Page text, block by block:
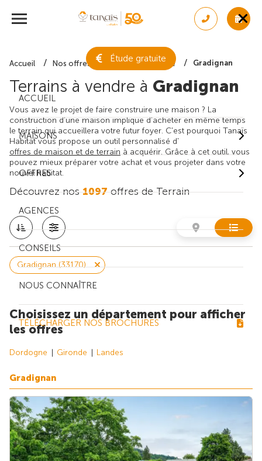
Étude gratuite
ACCUEIL
MAISONS
OFFRES
AGENCES
CONSEILS
NOUS CONNAÎTRE
TÉLÉCHARGER NOS BROCHURES
Accueil Nos offres de terrain Gironde Gradignan
Terrains à vendre à Gradignan
Vous avez le projet de faire construire une maison ? La
construction d'une maison implique d'acheter en même temps
le terrain qui accueillera votre futur foyer. C'est pourquoi Tanaïs
Habitat vous propose un outil personnalisé d'
offres de maison et de terrain à acquérir. Grâce à cet outil, vous
pouvez mieux préparer votre achat et vous projeter dans votre
nouvel habitat.
Découvrez nos1097offres de Terrain
Gradignan (33170)
Choisissez un département pour afficher
les offres
Dordogne Gironde Landes
Gradignan